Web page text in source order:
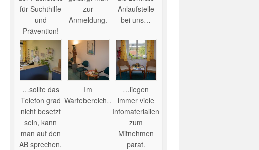
für Suchthilfe
und
Prävention!
zur
Anmeldung.
Anlaufstelle
bei uns…
…sollte das
Telefon grad
nicht besetzt
sein, kann
man auf den
AB sprechen.
Im
Wartebereich…
…liegen
immer viele
Infomaterialien
zum
Mitnehmen
parat.